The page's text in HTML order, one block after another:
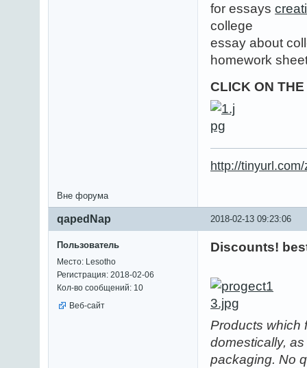
for essays
college
essay about
homework
CLICK ON
http://
Вне форума
2018-02-13 09:23:06
qapedNap
Пользователь
Место: Lesotho
Регистрация: 2018-02-06
Кол-во сообщений: 10
Веб-сайт
Discounts!
Products which
domestically,
packaging. No